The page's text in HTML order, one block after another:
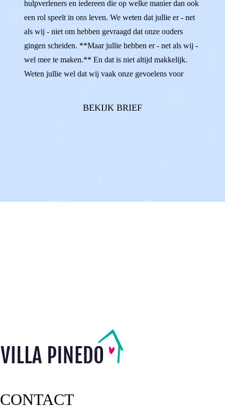
hulpverleners en iedereen die op welke manier dan ook
een rol speelt in ons leven. We weten dat jullie er - net
als wij - niet om hebben gevraagd dat onze ouders
gingen scheiden. **Maar jullie hebben er - net als wij -
wel mee te maken.** En dat is niet altijd makkelijk.
Weten jullie wel dat wij vaak onze gevoelens voor
BEKIJK BRIEF
CONTACT